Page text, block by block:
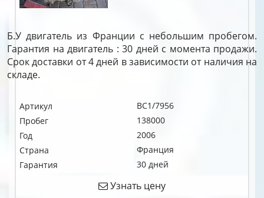
Б.У двигатель из Франции с небольшим пробегом.
Гарантия на двигатель : 30 дней с момента продажи.
Срок доставки от 4 дней в зависимости от наличия на
складе.
Артикул
BC1/7956
Пробег
138000
Год
2006
Страна
Франция
Гарантия
30 дней
Узнать цену